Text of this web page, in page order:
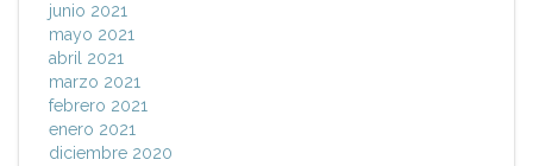
junio 2021
mayo 2021
abril 2021
marzo 2021
febrero 2021
enero 2021
diciembre 2020